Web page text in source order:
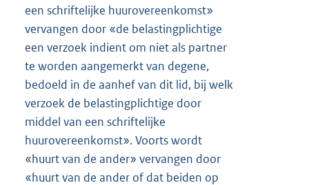
een schriftelijke huurovereenkomst»
vervangen door «de belastingplichtige
een verzoek indient om niet als partner
te worden aangemerkt van degene,
bedoeld in de aanhef van dit lid, bij welk
verzoek de belastingplichtige door
middel van een schriftelijke
huurovereenkomst». Voorts wordt
«huurt van de ander» vervangen door
«huurt van de ander of dat beiden op